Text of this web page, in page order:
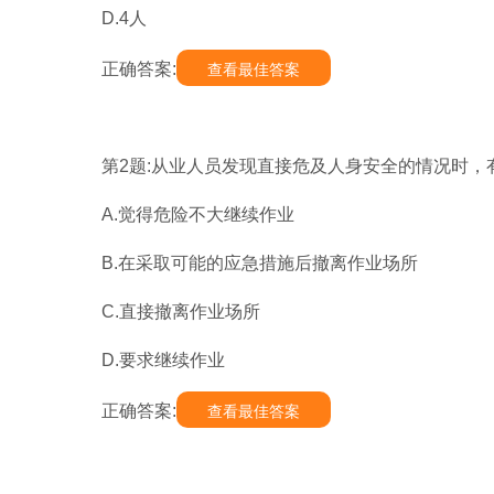
D.4人
正确答案: 查看最佳答案
第2题:从业人员发现直接危及人身安全的情况时，
A.觉得危险不大继续作业
B.在采取可能的应急措施后撤离作业场所
C.直接撤离作业场所
D.要求继续作业
正确答案: 查看最佳答案